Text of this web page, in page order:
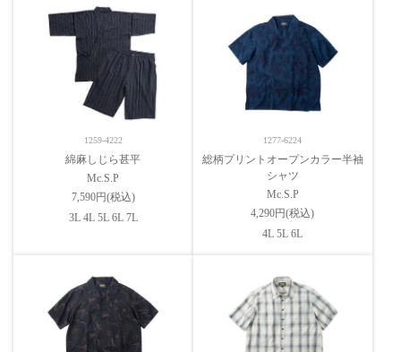
1259-4222
綿麻しじら甚平
Mc.S.P
7,590円(税込)
3L 4L 5L 6L 7L
1277-6224
総柄プリントオープンカラー半袖
シャツ
Mc.S.P
4,290円(税込)
4L 5L 6L